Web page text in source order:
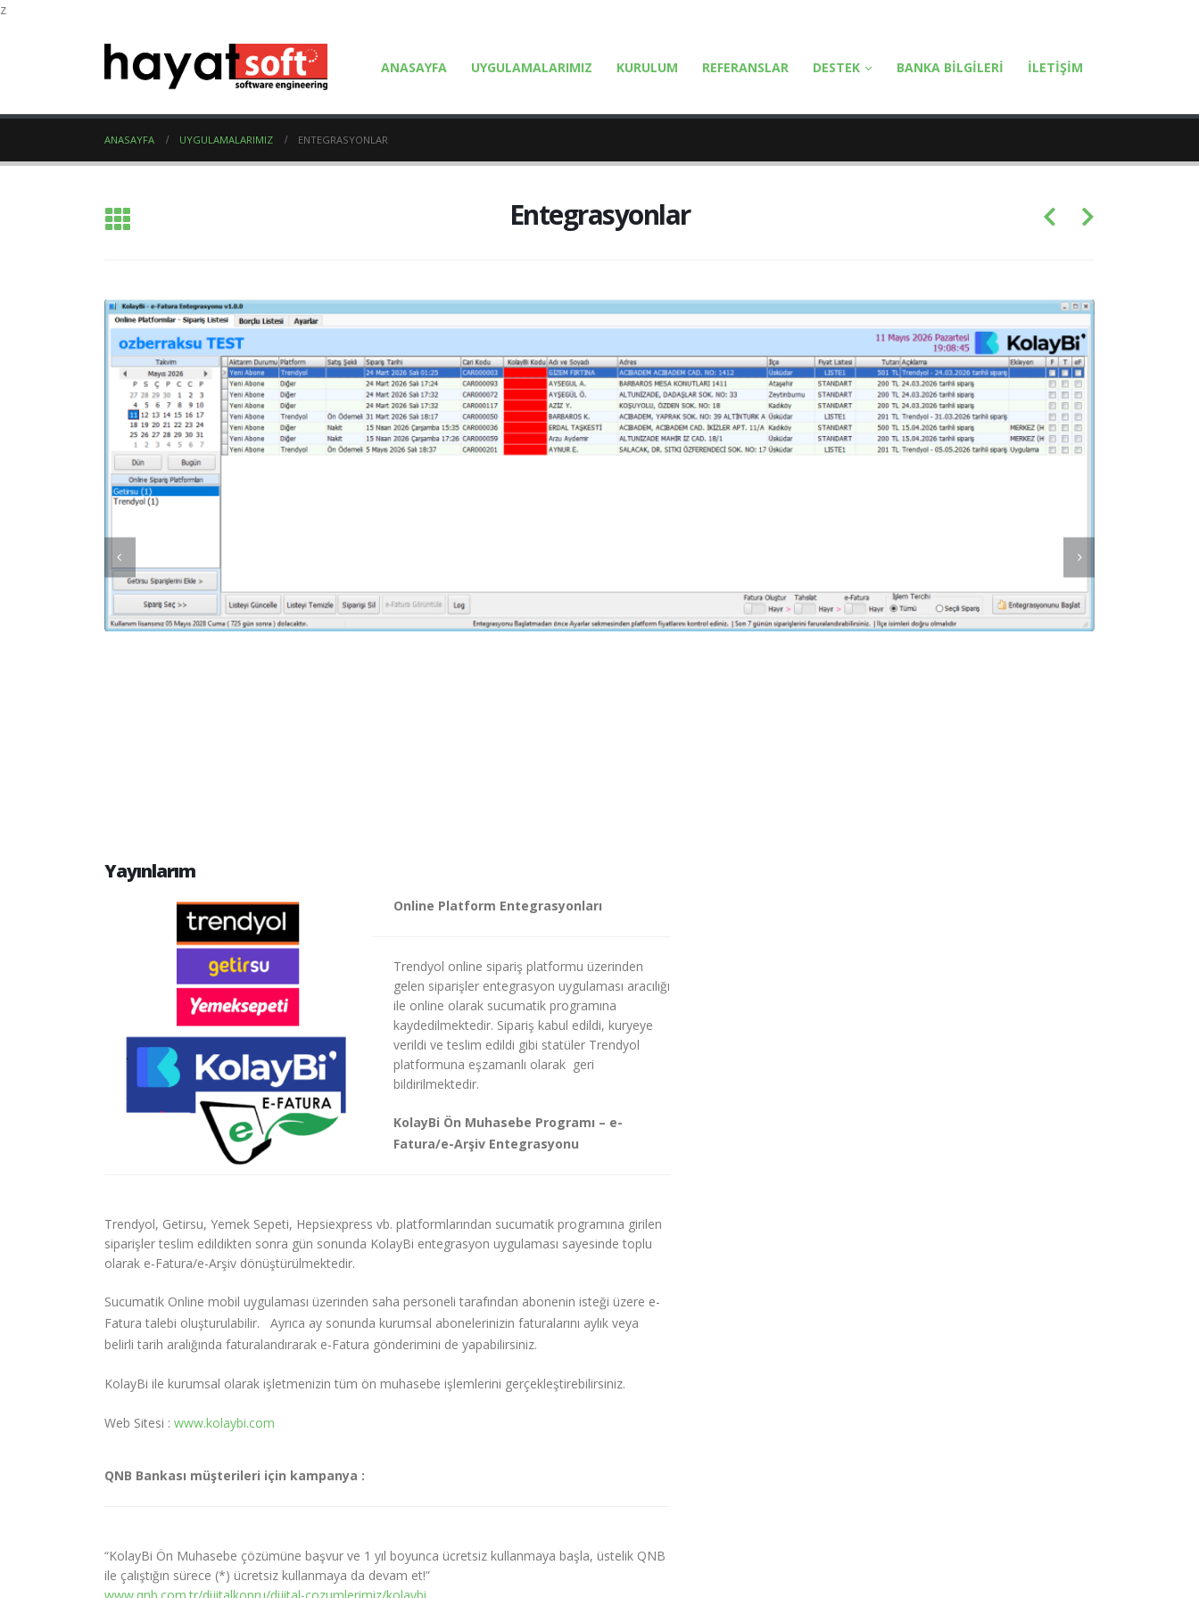
z
ANASAYFA UYGULAMALARIMIZ KURULUM REFERANSLAR DESTEK BANKA BILGILERI İLETIŞIM
ANASAYFA UYGULAMALARIMIZ ENTEGRASYONLAR
Entegrasyonlar
Yayınlarım
Online Platform Entegrasyonları
Trendyol online sipariş platformu üzerinden
gelen siparişler entegrasyon uygulaması aracılığı
ile online olarak sucumatik programına
kaydedilmektedir. Sipariş kabul edildi, kuryeye
verildi ve teslim edildi gibi statüler Trendyol
platformuna eşzamanlı olarak geri
bildirilmektedir.
KolayBi Ön Muhasebe Programı – e-
Fatura/e-Arşiv Entegrasyonu
Trendyol, Getirsu, Yemek Sepeti, Hepsiexpress vb. platformlarından sucumatik programına girilen
siparişler teslim edildikten sonra gün sonunda KolayBi entegrasyon uygulaması sayesinde toplu
olarak e-Fatura/e-Arşiv dönüştürülmektedir.
Sucumatik Online mobil uygulaması üzerinden saha personeli tarafından abonenin isteği üzere e-
Fatura talebi oluşturulabilir. Ayrıca ay sonunda kurumsal abonelerinizin faturalarını aylık veya
belirli tarih aralığında faturalandırarak e-Fatura gönderimini de yapabilirsiniz.
KolayBi ile kurumsal olarak işletmenizin tüm ön muhasebe işlemlerini gerçekleştirebilirsiniz.
Web Sitesi : www.kolaybi.com
QNB Bankası müşterileri için kampanya :
“KolayBi Ön Muhasebe çözümüne başvur ve 1 yıl boyunca ücretsiz kullanmaya başla, üstelik QNB
ile çalıştığın sürece (*) ücretsiz kullanmaya da devam et!”